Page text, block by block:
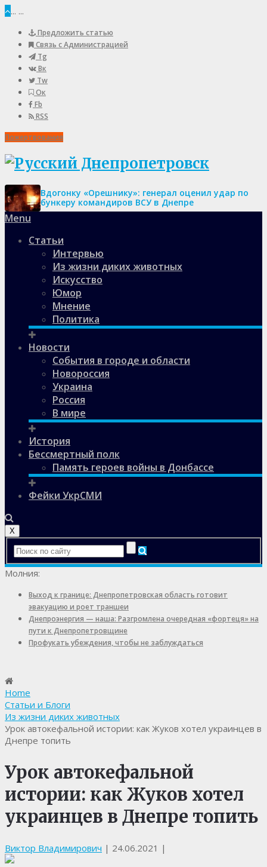
... ...
Предложить статью
Связь с Администрацией
Tg
Вк
Tw
Ок
Fb
RSS
Пожертвования
Вдогонку «Орешнику»: генерал оценил удар по
бункеру командиров ВСУ в Днепре
Menu
Статьи
Интервью
Из жизни диких животных
Искусство
Юмор
Мнение
Политика
Новости
События в городе и области
Новороссия
Украина
Россия
В мире
История
Бессмертный полк
Память героев войны в Донбассе
Фейки УкрСМИ
X
Молния:
Выход к границе: Днепропетровская область готовит
эвакуацию и роет траншеи
Днепроэнергия — наша: Разгромлена очередная «фортеця» на
пути к Днепропетровщине
Профукать убеждения, чтобы не заблуждаться
Home
Статьи и Блоги
Из жизни диких животных
Урок автокефальной истории: как Жуков хотел украинцев в
Днепре топить
Урок автокефальной
истории: как Жуков хотел
украинцев в Днепре топить
Виктор Владимирович | 24.06.2021 |